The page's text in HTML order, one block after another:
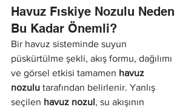
Havuz Fıskiye Nozulu Neden
Bu Kadar Önemli?
Bir havuz sisteminde suyun
püskürtülme şekli, akış formu, dağılımı
ve görsel etkisi tamamen havuz
nozulu tarafından belirlenir. Yanlış
seçilen havuz nozul, su akışının